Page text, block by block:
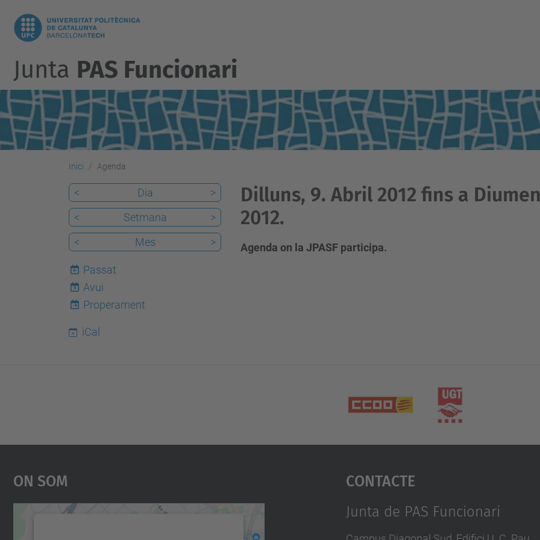
Junta PAS Funcionari
Inici Agenda
Dilluns, 9. Abril 2012 fins a
2012.
Agenda on la JPASF participa.
< Dia
>
<
Setmana
>
<
Mes >
Passat
8
Avui
Properament
iCal
On Som Contacte
Junta de PAS Funcionari